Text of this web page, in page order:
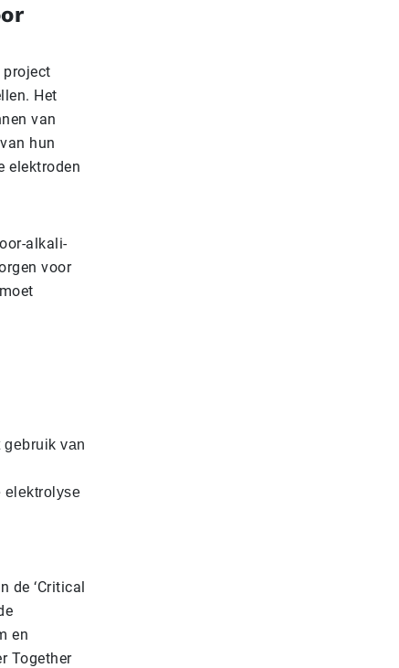
project
Het
van
hun
elektroden
alkali-
voor
gebruik van
elektrolyse
de ‘Critical
en
Together